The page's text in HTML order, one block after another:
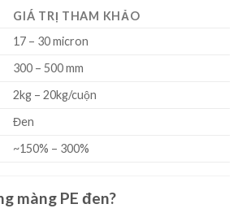
GIÁ TRỊ THAM KHẢO
17 – 30 micron
300 – 500 mm
2kg – 20kg/cuộn
Đen
~150% – 300%
màng PE đen?